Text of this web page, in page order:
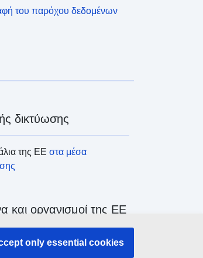
του παρόχου δεδομένων
δικτύωσης
της ΕΕστα μέσα
και οργανισμοί της ΕΕ
θεσμικών και λοιπών
only essential cookies